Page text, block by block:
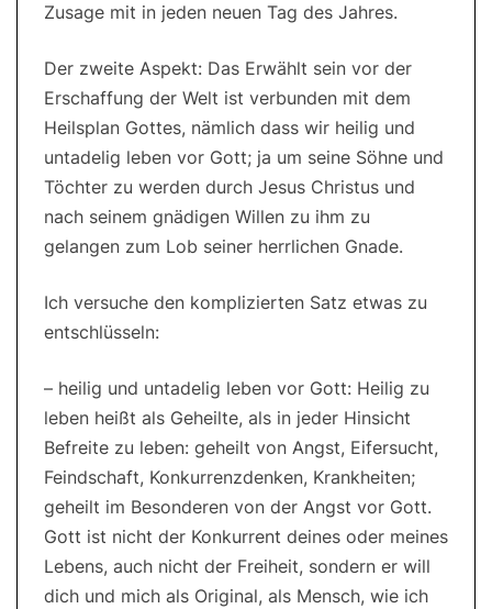
Zusage mit in jeden neuen Tag des Jahres.
Der zweite Aspekt: Das Erwählt sein vor der
Erschaffung der Welt ist verbunden mit dem
Heilsplan Gottes, nämlich dass wir heilig und
untadelig leben vor Gott; ja um seine Söhne und
Töchter zu werden durch Jesus Christus und
nach seinem gnädigen Willen zu ihm zu
gelangen zum Lob seiner herrlichen Gnade.
Ich versuche den komplizierten Satz etwas zu
entschlüsseln:
– heilig und untadelig leben vor Gott: Heilig zu
leben heißt als Geheilte, als in jeder Hinsicht
Befreite zu leben: geheilt von Angst, Eifersucht,
Feindschaft, Konkurrenzdenken, Krankheiten;
geheilt im Besonderen von der Angst vor Gott.
Gott ist nicht der Konkurrent deines oder meines
Lebens, auch nicht der Freiheit, sondern er will
dich und mich als Original, als Mensch, wie ich